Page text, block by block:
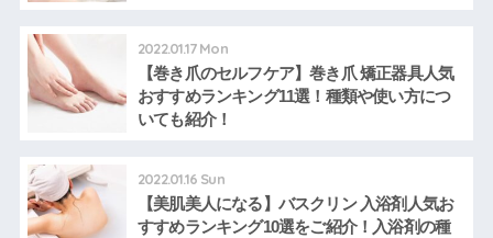
2022.01.17 Mon
【巻き爪のセルフケア】巻き爪 矯正器具人気
おすすめランキング11選！種類や使い方につ
いても紹介！
2022.01.16 Sun
【美肌美人になる】バスクリン 入浴剤人気お
すすめランキング10選をご紹介！入浴剤の種